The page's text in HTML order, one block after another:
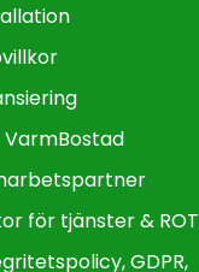
för tjänster & ROT
GDPR,